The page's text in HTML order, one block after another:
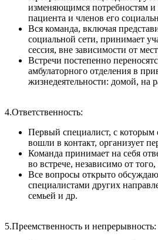
изменяющимся потребностям и
пациента и членов его
Вся команда, включая
социальной сети, принимает
сессия, вне зависимости от
Встречи постепенно
амбулаторного отделения в
жизнедеятельности: домой, на
4.Ответственность:
Первый специалист, с которым
вошли в контакт, организует
Команда принимает на себя
во встрече, независимо от
Все вопросы открыто
специалистами других
семьей и др.
5.Преемственность и непрерывность: